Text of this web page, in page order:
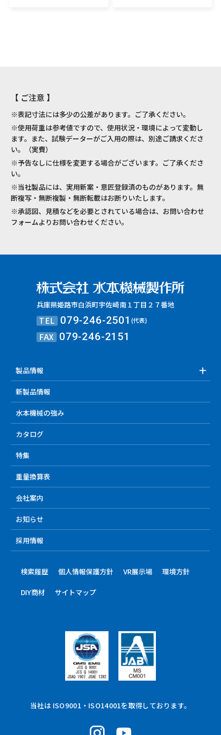
【 ご注意 】
※表記寸法には多少の公差があります。ご了承ください。
※使用荷重は参考値ですので、使用状況・環境によって変動し
ます。また、試験データーがご入用の際は、別途ご請求くださ
い。（実費）
※予告なしに仕様を変更する場合がございます。ご了承くださ
い。
※当社製品には、実用新案・意匠登録済のものがあります。無
断複写・無断複製・無断転載はお断りいたします。
※承認図、見積などを必要とされている場合は、お問い合わせ
フォームよりお問い合わせください。
兵庫県姫路市白浜町宇佐崎南１丁目２７番地
TEL 079-246-2501(代表)
FAX 079-246-2151
製品情報
新製品情報
水本機械の強み
カタログ
特集
重量換算表
会社案内
お知らせ
採用情報
検索履歴 個人情報保護方針 VR展示場 環境方針
DIY商材 サイトマップ
当社は ISO9001・ISO14001を取得しております。